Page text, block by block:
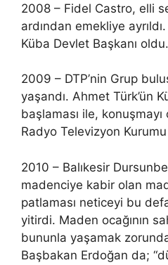
2008 – Fidel Castro, elli
ardından emekliye
Küba Devlet Başkanı oldu.
2009 – DTP’nin Grup
yaşandı. Ahmet Türk’ün
başlaması ile, konuşmayı
Radyo Televizyon Kurumu
2010 – Balıkesir
madenciye kabir olan
patlaması neticeyi bu
yitirdi. Maden ocağının
bununla yaşamak
Başbakan Erdoğan da;